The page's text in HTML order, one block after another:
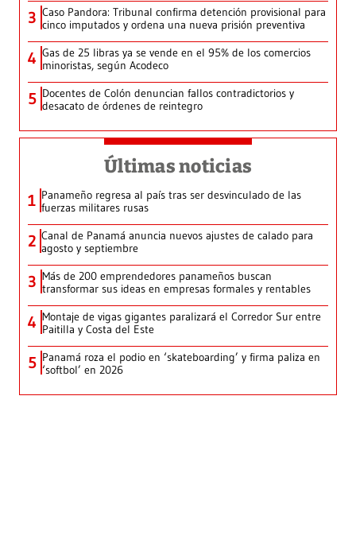
3 Caso Pandora: Tribunal confirma detención provisional para
cinco imputados y ordena una nueva prisión preventiva
4 Gas de 25 libras ya se vende en el 95% de los comercios
minoristas, según Acodeco
5 Docentes de Colón denuncian fallos contradictorios y
desacato de órdenes de reintegro
Últimas noticias
1 Panameño regresa al país tras ser desvinculado de las
fuerzas militares rusas
2 Canal de Panamá anuncia nuevos ajustes de calado para
agosto y septiembre
3 Más de 200 emprendedores panameños buscan
transformar sus ideas en empresas formales y rentables
4 Montaje de vigas gigantes paralizará el Corredor Sur entre
Paitilla y Costa del Este
5 Panamá roza el podio en ‘skateboarding’ y firma paliza en
‘softbol’ en 2026